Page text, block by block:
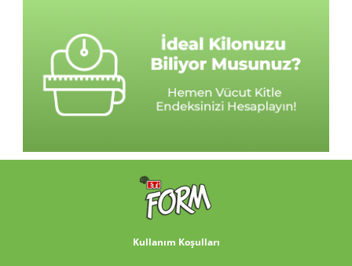
Kullanım Koşulları